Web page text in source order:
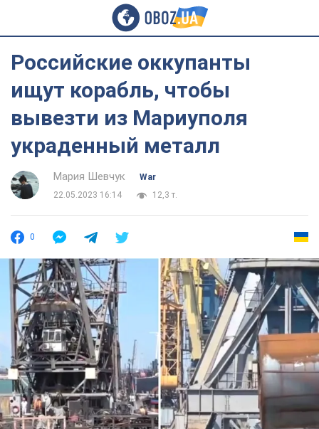
Российские оккупанты
ищут корабль, чтобы
вывезти из Мариуполя
украденный металл
Мария Шевчук
War
22.05.2023 16:14
12,3 т.
0